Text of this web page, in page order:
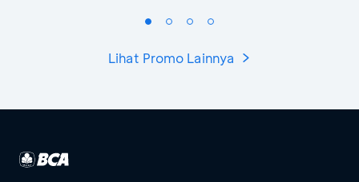
Lihat Promo Lainnya